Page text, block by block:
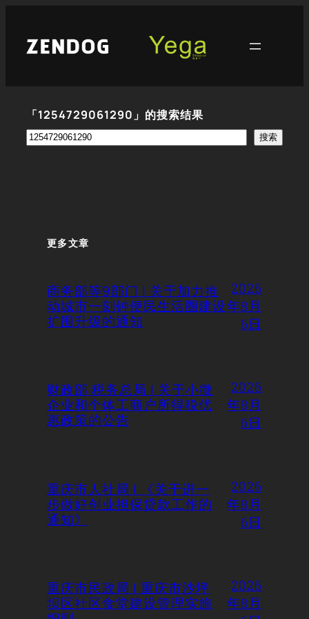
「1254729061290」的搜索结果
搜
搜索
更多文章
商务部等9部门 | 关于加力推
动城市一刻钟便民生活圈建设
扩围升级的通知
2026
年8月
6日
财政部 税务总局 | 关于小微
企业和个体工商户所得税优
惠政策的公告
2026
年8月
6日
重庆市人社局 | 《关于进一
步做好创业担保贷款工作的
通知》
2026
年8月
6日
重庆市民政局 | 重庆市沙坪
坝区社区食堂建设管理实施
2026
年8月